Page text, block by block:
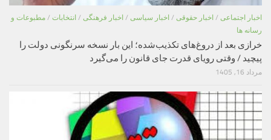
اخبار اجتماعی / اخبار حقوقی / اخبار سیاسی / اخبار فرهنگی / انتخابات / مطبوعات و
رسانه ها
خرازی بعد از دروغ‌های تکذیب‌شده؛ این بار نسخه سرنگونی دولت را
پیچید / وقتی رویای قدرت جای قانون را می‌گیرد
مرداد 16, 1405